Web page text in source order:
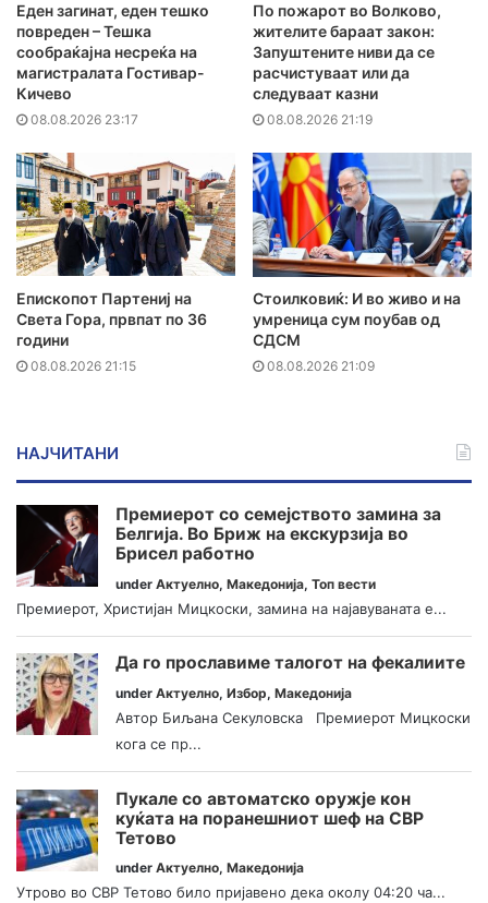
Еден загинат, еден тешко
повреден – Тешка
сообраќајна несреќа на
магистралата Гостивар-
Кичево
08.08.2026 23:17
По пожарот во Волково,
жителите бараат закон:
Запуштените ниви да се
расчистуваат или да
следуваат казни
08.08.2026 21:19
Епископот Партениј на
Света Гора, првпат по 36
години
08.08.2026 21:15
Стоилковиќ: И во живо и на
умреница сум поубав од
СДСМ
08.08.2026 21:09
НАЈЧИТАНИ
Премиерот со семејството замина за
Белгија. Во Бриж на екскурзија во
Брисел работно
under Актуелно, Македонија, Топ вести
Премиерот, Христијан Мицкоски, замина на најавуваната е...
Да го прославиме талогот на фекалиите
under Актуелно, Избор, Македонија
Автор Биљана Секуловска Премиерот Мицкоски
кога се пр...
Пукале со автоматско оружје кон
куќата на поранешниот шеф на СВР
Тетово
under Актуелно, Македонија
Утрово во СВР Тетово било пријавено дека околу 04:20 ча...